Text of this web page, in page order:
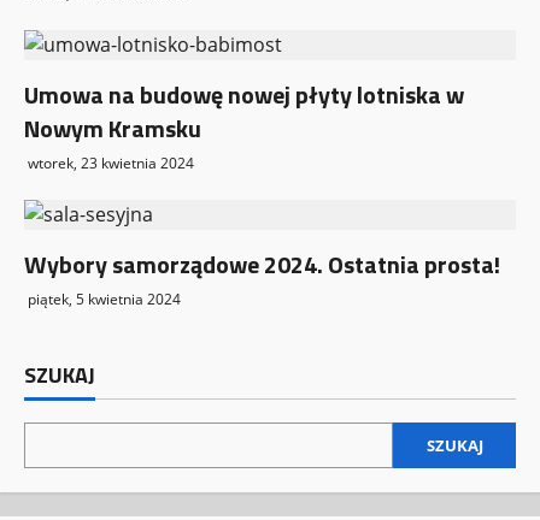
Umowa na budowę nowej płyty lotniska w
Nowym Kramsku
wtorek, 23 kwietnia 2024
Wybory samorządowe 2024. Ostatnia prosta!
piątek, 5 kwietnia 2024
SZUKAJ
SZUKAJ